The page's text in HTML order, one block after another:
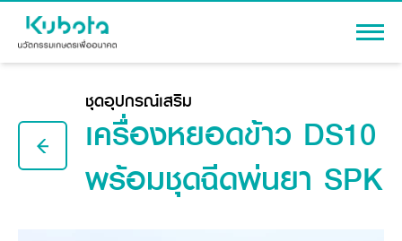
ชุดอุปกรณ์เสริม
เครื่องหยอดข้าว DS10
พร้อมชุดฉีดพ่นยา SPK